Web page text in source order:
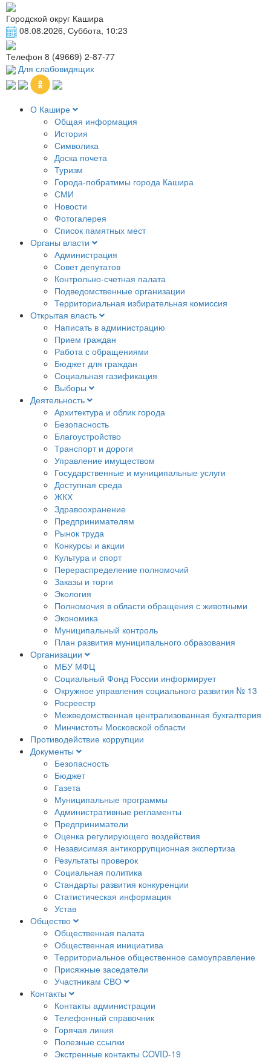
Городской округ Кашира
08.08.2026, Суббота, 10:23
Телефон 8 (49669) 2-87-77
Для слабовидящих
О Кашире
Общая информация
История
Символика
Доска почета
Туризм
Города-побратимы города Кашира
СМИ
Новости
Фотогалерея
Список памятных мест
Органы власти
Администрация
Совет депутатов
Контрольно-счетная палата
Подведомственные организации
Территориальная избирательная комиссия
Открытая власть
Написать в администрацию
Прием граждан
Работа с обращениями
Бюджет для граждан
Социальная газификация
Выборы
Деятельность
Архитектура и облик города
Безопасность
Благоустройство
Транспорт и дороги
Управление имуществом
Государственные и муниципальные услуги
Доступная среда
ЖКХ
Здравоохранение
Предпринимателям
Рынок труда
Конкурсы и акции
Культура и спорт
Перераспределение полномочий
Заказы и торги
Экология
Полномочия в области обращения с животными
Экономика
Муниципальный контроль
План развития муниципального образования
Организации
МБУ МФЦ
Социальный Фонд России информирует
Окружное управления социального развития № 13
Росреестр
Межведомственная централизованная бухгалтерия
Минчистоты Московской области
Противодействие коррупции
Документы
Безопасность
Бюджет
Газета
Муниципальные программы
Административные регламенты
Предприниматели
Оценка регулирующего воздействия
Независимая антикоррупционная экспертиза
Результаты проверок
Социальная политика
Стандарты развития конкуренции
Статистическая информация
Устав
Общество
Общественная палата
Общественная инициатива
Территориальное общественное самоуправление
Присяжные заседатели
Участникам СВО
Контакты
Контакты администрации
Телефонный справочник
Горячая линия
Полезные ссылки
Экстренные контакты COVID-19